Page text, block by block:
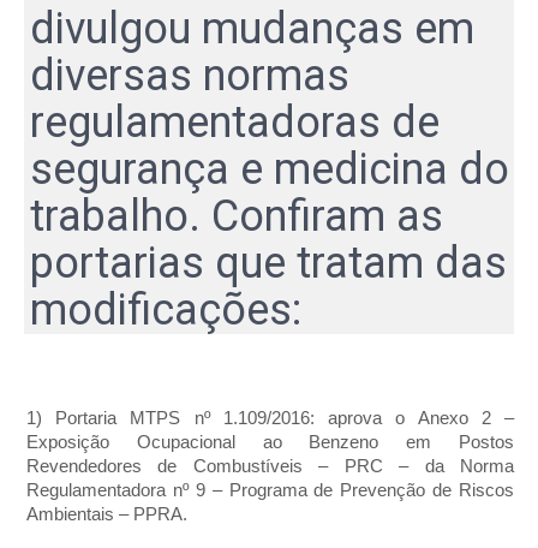
divulgou mudanças em
diversas normas
regulamentadoras de
segurança e medicina do
trabalho. Confiram as
portarias que tratam das
modificações:
1) Portaria MTPS nº 1.109/2016: aprova o Anexo 2 –
Exposição Ocupacional ao Benzeno em Postos
Revendedores de Combustíveis – PRC – da Norma
Regulamentadora nº 9 – Programa de Prevenção de Riscos
Ambientais – PPRA.